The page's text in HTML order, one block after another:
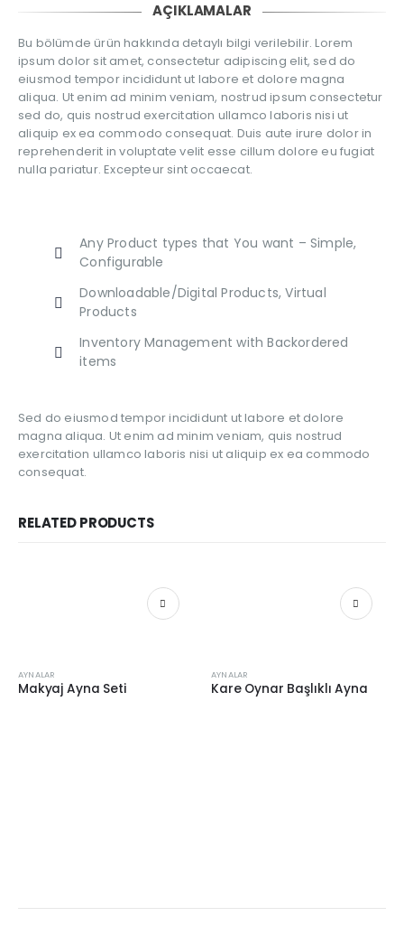
AÇIKLAMALAR
Bu bölümde ürün hakkında detaylı bilgi verilebilir. Lorem
ipsum dolor sit amet, consectetur adipiscing elit, sed do
eiusmod tempor incididunt ut labore et dolore magna
aliqua. Ut enim ad minim veniam, nostrud ipsum consectetur
sed do, quis nostrud exercitation ullamco laboris nisi ut
aliquip ex ea commodo consequat. Duis aute irure dolor in
reprehenderit in voluptate velit esse cillum dolore eu fugiat
nulla pariatur. Excepteur sint occaecat.
Any Product types that You want – Simple,
Configurable
Downloadable/Digital Products, Virtual
Products
Inventory Management with Backordered
items
Sed do eiusmod tempor incididunt ut labore et dolore
magna aliqua. Ut enim ad minim veniam, quis nostrud
exercitation ullamco laboris nisi ut aliquip ex ea commodo
consequat.
RELATED PRODUCTS
AYNALAR
Makyaj Ayna Seti
AYNALAR
Kare Oynar Başlıklı Ayna